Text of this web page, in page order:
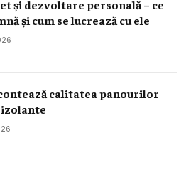
și dezvoltare personală – ce
și cum se lucrează cu ele
calitatea panourilor